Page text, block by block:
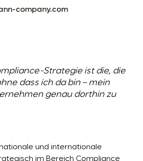
company.com
Strategie ist die, die
dass ich da bin – mein
genau dorthin zu
und internationale
im Bereich Compliance